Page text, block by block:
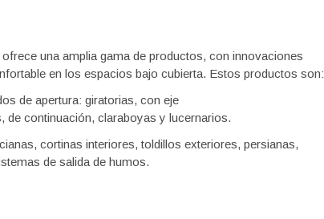
una amplia gama de productos, con innovaciones
en los espacios bajo cubierta. Estos productos son:
de apertura: giratorias, con eje
de continuación, claraboyas y lucernarios.
cortinas interiores, toldillos exteriores, persianas,
de salida de humos.